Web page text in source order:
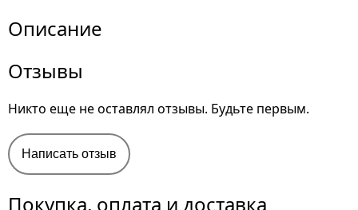
Описание
Отзывы
Никто еще не оставлял отзывы. Будьте первым.
Написать отзыв
Покупка, оплата и доставка